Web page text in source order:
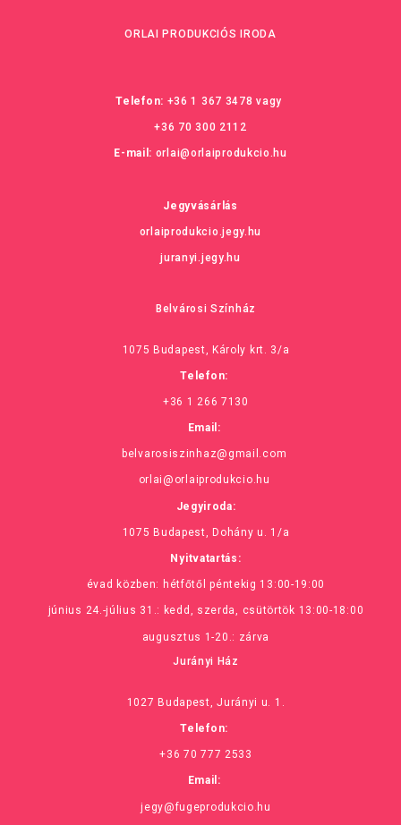
ORLAI PRODUKCIÓS IRODA
Telefon: +36 1 367 3478 vagy
+36 70 300 2112
E-mail: orlai@orlaiprodukcio.hu
Jegyvásárlás
orlaiprodukcio.jegy.hu
juranyi.jegy.hu
Belvárosi Színház
1075 Budapest, Károly krt. 3/a
Telefon:
+36 1 266 7130
Email:
belvarosiszinhaz@gmail.com
orlai@orlaiprodukcio.hu
Jegyiroda:
1075 Budapest, Dohány u. 1/a
Nyitvatartás:
évad közben: hétfőtől péntekig 13:00-19:00
június 24.-július 31.: kedd, szerda, csütörtök 13:00-18:00
augusztus 1-20.: zárva
Jurányi Ház
1027 Budapest, Jurányi u. 1.
Telefon:
+36 70 777 2533
Email:
jegy@fugeprodukcio.hu